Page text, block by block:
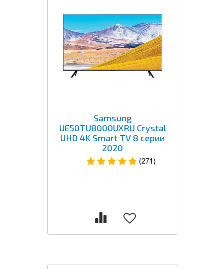
Samsung
UE50TU8000UXRU Crystal
UHD 4K Smart TV 8 серии
2020
(271)